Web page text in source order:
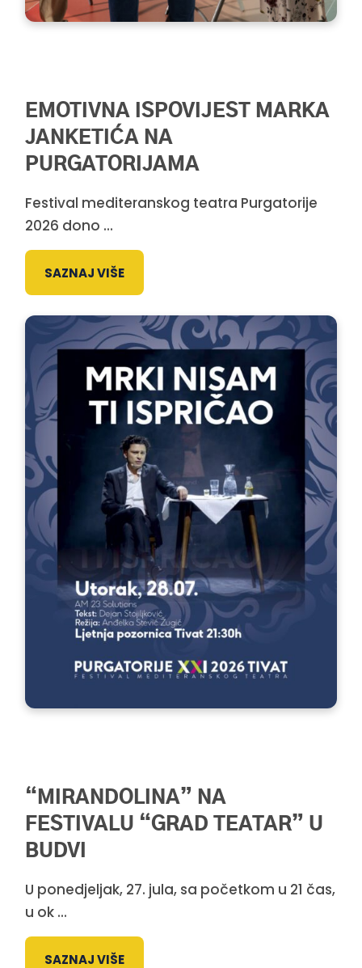
EMOTIVNA ISPOVIJEST MARKA
JANKETIĆA NA
PURGATORIJAMA
Festival mediteranskog teatra Purgatorije
2026 dono ...
SAZNAJ VIŠE
“MIRANDOLINA” NA
FESTIVALU “GRAD TEATAR” U
BUDVI
U ponedjeljak, 27. jula, sa početkom u 21 čas,
u ok ...
SAZNAJ VIŠE